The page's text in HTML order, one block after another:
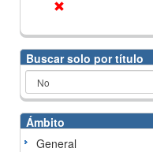
Buscar solo por título
Ámbito
General